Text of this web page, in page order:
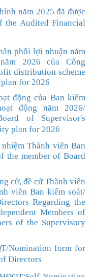
năm 2025 đã được
the Audited Financial
phối lợi nhuận năm
2026 của Công
distribution scheme
for 2026
động của Ban kiểm
động năm 2026/
of Supervisor's
plan for 2026
Thành viên Ban
the member of Board
cử, đề cử Thành viên
viên Ban kiểm soát/
Regarding the
Members of
of the Supervisory
/Nomination form for
Directors